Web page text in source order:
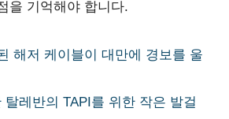
을 기억해야 합니다.
해저 케이블이 대만에 경보를 울
탈레반의 TAPI를 위한 작은 발걸